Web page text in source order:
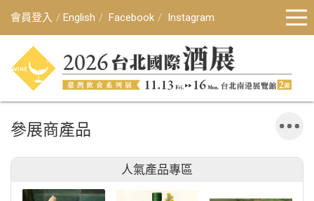
會員登入 English Facebook Instagram
參展商產品
人氣產品專區